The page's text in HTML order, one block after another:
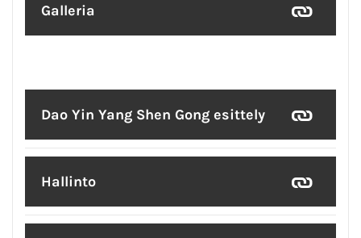
Galleria
Dao Yin Yang Shen Gong esittely
Hallinto